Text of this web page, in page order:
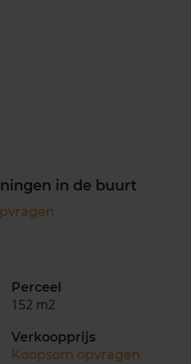
in de buurt
Perceel
152 m2
Verkoopprijs
Koopsom opvragen